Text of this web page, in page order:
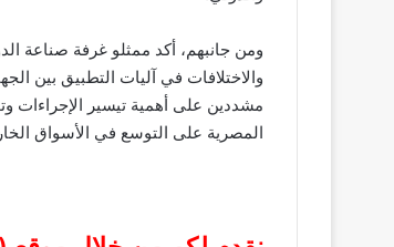
ومن جانبهم، أكد ممثلو غرفة صناعة
والاختلافات في آليات التطبيق بين
مشددين على أهمية تيسير الإجراءات
المصرية على التوسع في الأسواق